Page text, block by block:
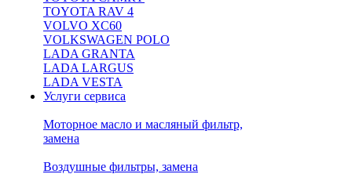
TOYOTA RAV 4
VOLVO XC60
VOLKSWAGEN POLO
LADA GRANTA
LADA LARGUS
LADA VESTA
Услуги сервиса
Моторное масло и масляный фильтр,
замена
Воздушные фильтры, замена